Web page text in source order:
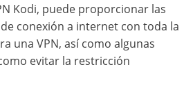
Kodi, puede proporcionar las
conexión a internet con toda la
una VPN, así como algunas
evitar la restricción